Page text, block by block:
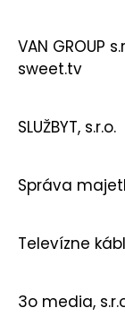
VAN GROUP
sweet.tv
SLUŽBYT, s.r.o.
Správa
Televízne
3o media,